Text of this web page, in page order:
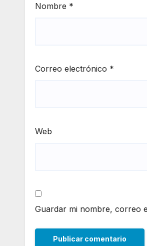
Nombre *
Correo electrónico *
Web
Guardar mi nombre, correo